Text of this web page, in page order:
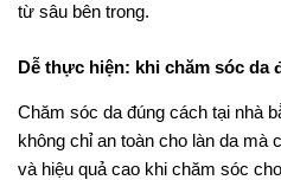
từ sâu bên trong.
Dễ thực hiện: khi chăm sóc da
Chăm sóc da đúng cách tại nhà
không chỉ an toàn cho làn da mà
và hiệu quả cao khi chăm sóc